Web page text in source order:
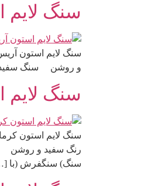
سنگ لایم
سنگ لایم استون
و روشن سنگ سفید
سنگ لایم
سنگ لایم استون
رنگ سفید و روشن
سنگ) سنگفرش (با